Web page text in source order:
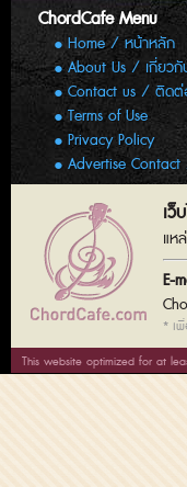
ChordCafe Menu
Home / หน้าหลัก
About Us / เกี่ยวกั
Contact us / ติดต่
Terms of Use
Privacy Policy
Advertise
เว็
แห
E-
* เ
This website optimized for at